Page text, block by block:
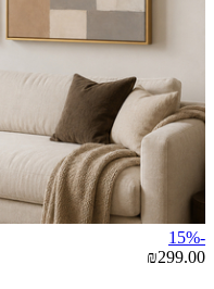
-15%
₪299.00